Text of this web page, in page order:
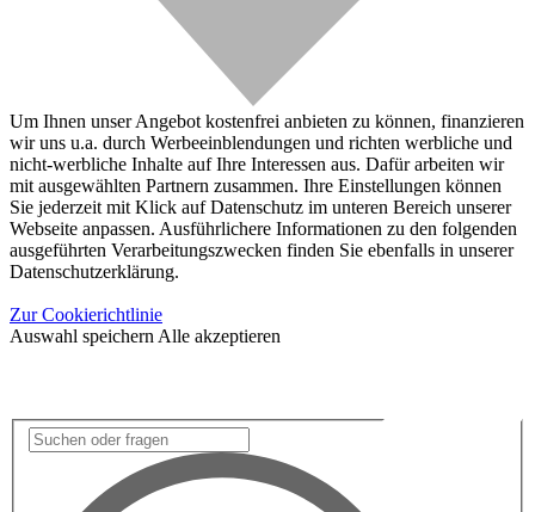
Um Ihnen unser Angebot kostenfrei anbieten zu können, finanzieren
wir uns u.a. durch Werbeeinblendungen und richten werbliche und
nicht-werbliche Inhalte auf Ihre Interessen aus. Dafür arbeiten wir
mit ausgewählten Partnern zusammen. Ihre Einstellungen können
Sie jederzeit mit Klick auf Datenschutz im unteren Bereich unserer
Webseite anpassen. Ausführlichere Informationen zu den folgenden
ausgeführten Verarbeitungszwecken finden Sie ebenfalls in unserer
Datenschutzerklärung.
Zur Cookierichtlinie
Auswahl speichern Alle akzeptieren